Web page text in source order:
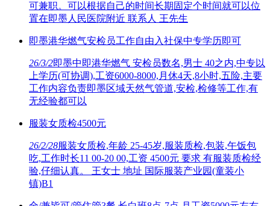
可兼职。可以根据自己的时间长期固定个时间就可以位
置在即墨人民医院附近 联系人 王先生
即墨港华燃气安检员工作自由入社保中专学历即可
26/3/2即墨中即港华燃气 安检员数名,男士 40之内,中专以
上学历(可协调),工资6000-8000,月休4天,8小时,五险,主要
工作内容负责即墨区域天然气管道,安检,检修等工作,有
无经验都可以
服装女质检4500元
26/2/28服装女质检,年龄 25-45岁,服装质检,包装,午饭包
吃,工作时长11 00-20 00,工资 4500元 要求 有服装质检经
验,仔细认真。 王女士 地址 国际服装产业园(童装小
镇)B1